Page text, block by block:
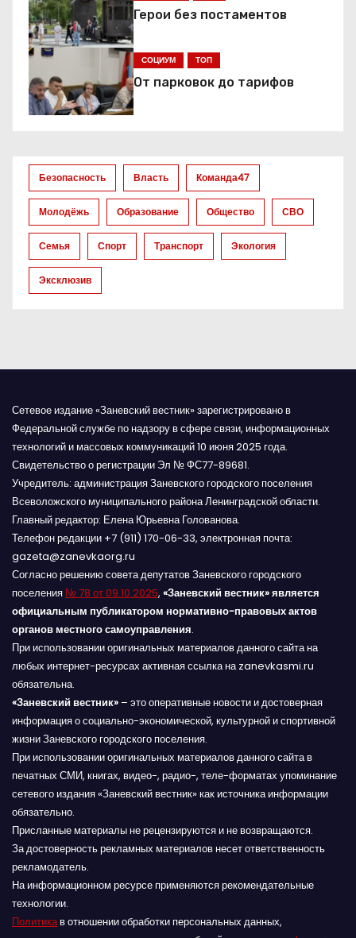
и
я
п
о
а
п
Герои без постаментов
СОЦИУМ ТОП
От парковок до тарифов
Безопасность Власть Команда47
Молодёжь Образование Общество СВО
Семья Спорт Транспорт Экология
Эксклюзив
Сетевое издание «Заневский вестник» зарегистрировано в
Федеральной службе по надзору в сфере связи, информационных
технологий и массовых коммуникаций 10 июня 2025 года.
Свидетельство о регистрации Эл № ФС77-89681.
Учредитель: администрация Заневского городского поселения
Всеволожского муниципального района Ленинградской области.
Главный редактор: Елена Юрьевна Голованова.
Телефон редакции +7 (911) 170-06-33, электронная почта:
gazeta@zanevkaorg.ru
Согласно решению совета депутатов Заневского городского
поселения № 78 от 09.10.2025, «Заневский вестник» является
официальным публикатором нормативно-правовых актов
органов местного самоуправления.
При использовании оригинальных материалов данного сайта на
любых интернет-ресурсах активная ссылка на zanevkasmi.ru
обязательна.
«Заневский вестник» – это оперативные новости и достоверная
информация о социально-экономической, культурной и спортивной
жизни Заневского городского поселения.
При использовании оригинальных материалов данного сайта в
печатных СМИ, книгах, видео-, радио-, теле-форматах упоминание
сетевого издания «Заневский вестник» как источника информации
обязательно.
Присланные материалы не рецензируются и не возвращаются.
За достоверность рекламных материалов несет ответственность
рекламодатель.
На информационном ресурсе применяются рекомендательные
технологии.
Политикав отношении обработки персональных данных,